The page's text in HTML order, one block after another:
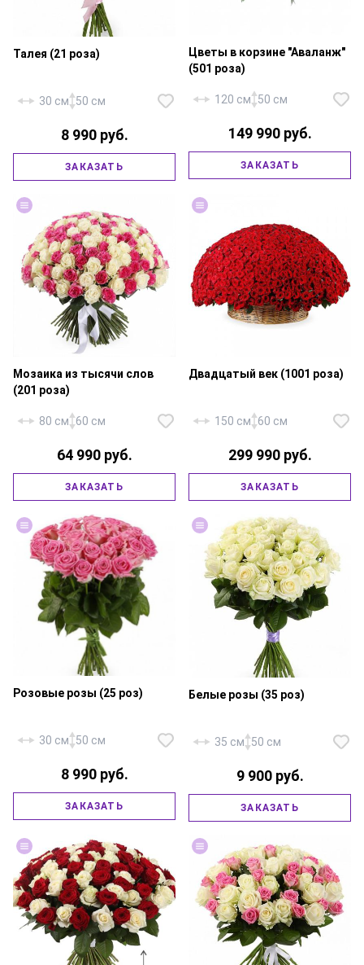
Талея (21 роза)
30 см 50 см
8 990 руб.
ЗАКАЗАТЬ
Роза «Россия Аваланж» — 501
шт., рускус, корзина большая,
Цветы в корзине "Аваланж"
(501 роза)
120 см 50 см
149 990 руб.
ЗАКАЗАТЬ
шт., роза «Россия Аква» — 100
Мозаика из тысячи слов
(201 роза)
80 см 60 см
64 990 руб.
ЗАКАЗАТЬ
1001 шт., корзина большая,
Двадцатый век (1001 роза)
150 см 60 см
299 990 руб.
ЗАКАЗАТЬ
Роза «Россия Аква» — 25 шт.,
Розовые розы (25 роз)
30 см 50 см
8 990 руб.
ЗАКАЗАТЬ
Белые розы (35 роз)
35 см 50 см
9 900 руб.
ЗАКАЗАТЬ